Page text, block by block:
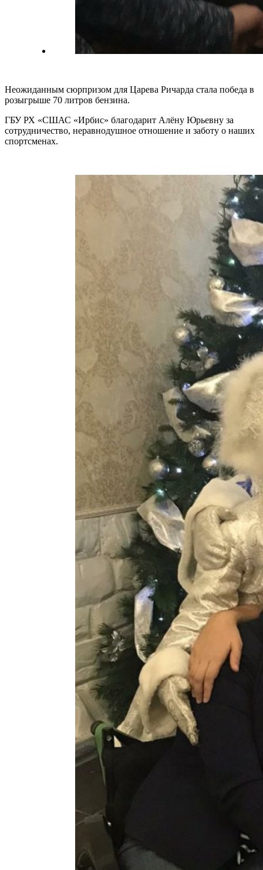
Неожиданным сюрпризом для Царева Ричарда стала победа в
розыгрыше 70 литров бензина.
ГБУ РХ «СШАС «Ирбис» благодарит Алёну Юрьевну за
сотрудничество, неравнодушное отношение и заботу о наших
спортсменах.